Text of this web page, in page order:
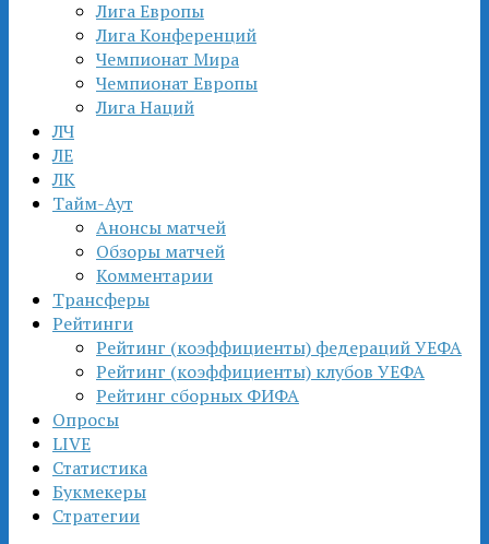
Лига Европы
Лига Конференций
Чемпионат Мира
Чемпионат Европы
Лига Наций
ЛЧ
ЛЕ
ЛК
Тайм-Аут
Анонсы матчей
Обзоры матчей
Комментарии
Трансферы
Рейтинги
Рейтинг (коэффициенты) федераций УЕФА
Рейтинг (коэффициенты) клубов УЕФА
Рейтинг сборных ФИФА
Опросы
LIVE
Статистика
Букмекеры
Стратегии